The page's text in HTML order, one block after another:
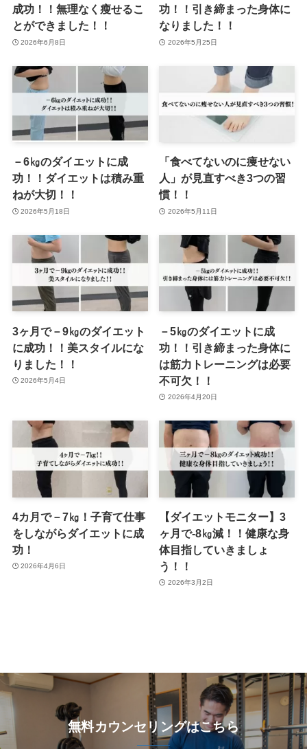
成功！！無理なく瘦せるこ
とができました！！
2026年6月8日
功！！引き締まった身体に
なりました！！
2026年5月25日
－6㎏のダイエットに成
功！！ダイエットは積み重
ねが大切！！
2026年5月18日
「食べてないのに痩せない
人」が見直すべき3つの習
慣！！
2026年5月11日
3ヶ月で－9㎏のダイエット
に成功！！美スタイルにな
りました！！
2026年5月4日
－5㎏のダイエットに成
功！！引き締まった身体に
は筋力トレーニングは必要
不可欠！！
2026年4月20日
4カ月で－7㎏！子育て仕事
をしながらダイエットに成
功！
2026年4月6日
【ダイエットモニター】3
ヶ月で-8㎏減！！健康な身
体目指していきましょ
う！！
2026年3月2日
無料カウンセリングはこちら